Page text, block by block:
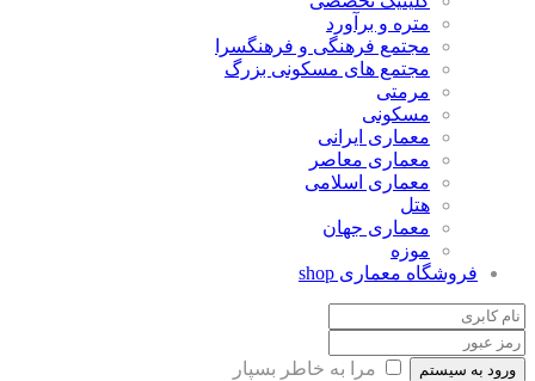
متره و برآورد
مجتمع فرهنگی و فرهنگسرا
مجتمع های مسکونی بزرگ
مرمتی
مسکونی
معماری ایرانی
معماری معاصر
معماری اسلامی
هتل
معماری جهان
موزه
فروشگاه معماری shop
ورود به سیستم
مرا به خاطر بسپار